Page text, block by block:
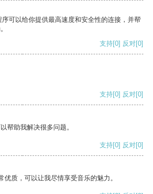
可以给你提供最高速度和安全性的连接，并帮
支持[0] 反对[0]
支持[0] 反对[0]
帮助我解决很多问题。
支持[0] 反对[0]
优质，可以让我尽情享受音乐的魅力。